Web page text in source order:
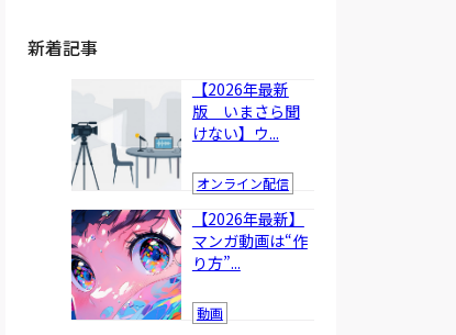
新着記事
【2026年最新
版 いまさら聞
けない】ウ...
オンライン配信
【2026年最新】
マンガ動画は“作
り方”...
動画